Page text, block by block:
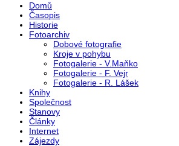
Domů
Časopis
Historie
Fotoarchiv
Dobové fotografie
Kroje v pohybu
Fotogalerie - V.Maňko
Fotogalerie - F. Vejr
Fotogalerie - R. Lášek
Knihy
Společnost
Stanovy
Články
Internet
Zájezdy